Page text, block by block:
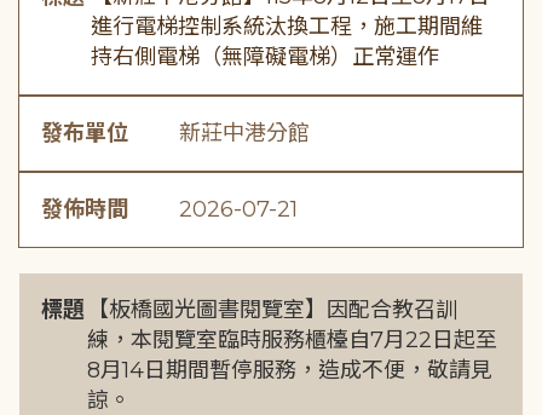
進行電梯控制系統汰換工程，施工期間維
持右側電梯（無障礙電梯）正常運作
發布單位 新莊中港分館
發佈時間 2026-07-21
標題
【板橋國光圖書閱覽室】因配合教召訓
練，本閱覽室臨時服務櫃檯自7月22日起至
8月14日期間暫停服務，造成不便，敬請見
諒。